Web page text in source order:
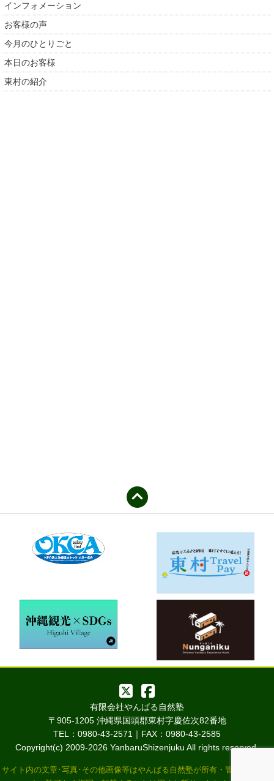
インフォメーション
お客様の声
今月のひとりごと
本日のお客様
東村の紹介
有限会社やんばる自然塾
〒905-1205 沖縄県国頭郡東村字慶佐次82番地
TEL：0980-43-2571｜FAX：0980-43-2585
Copyright(c) 2009-2026 YanbaruShizenjuku All rights reserved.
サイト内の文章･写真･その他画像等はやんばる自然塾が所有・管理していま